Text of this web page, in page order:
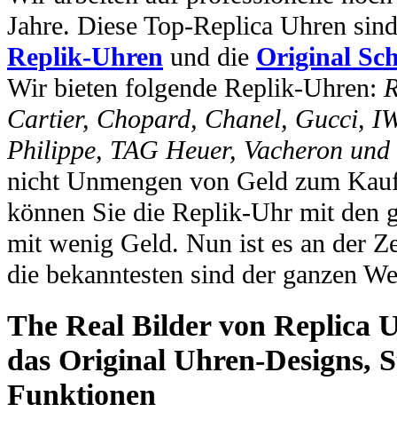
Jahre. Diese Top-Replica Uhren
Replik-Uhren und die Original
Wir bieten folgende Replik-Uhren:
Cartier, Chopard, Chanel, Gucci,
Philippe, TAG Heuer, Vacheron
nicht Unmengen von Geld zum
können Sie die Replik-Uhr mit den
mit wenig Geld. Nun ist es an der
die bekanntesten sind der ganzen
The Real Bilder von Replica
das Original Uhren-Designs,
Funktionen